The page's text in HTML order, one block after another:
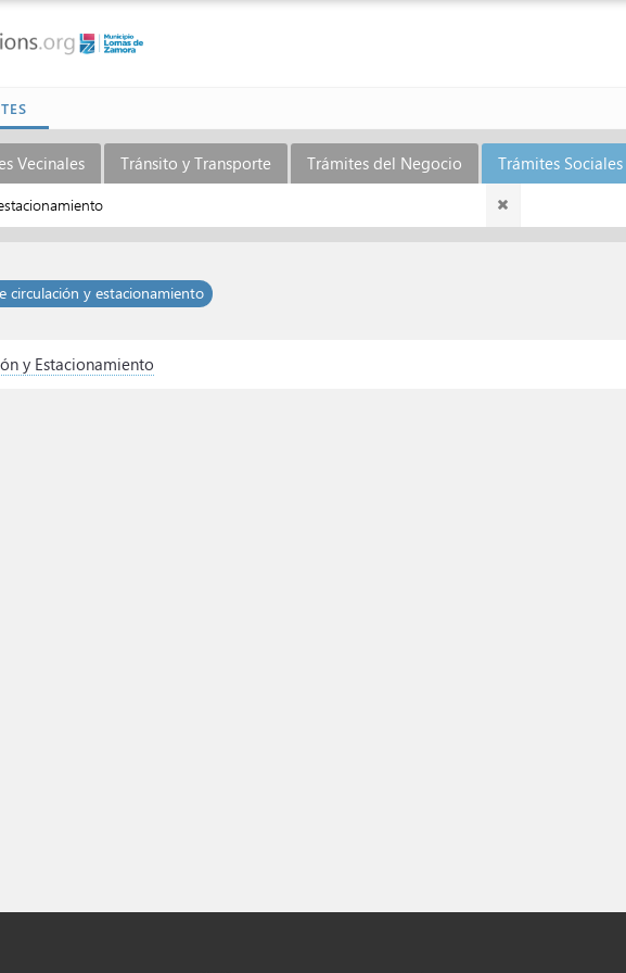
Vecinales Tránsito y Transporte Trámites del Negocio Trámites
circulación y estacionamiento
y Estacionamiento